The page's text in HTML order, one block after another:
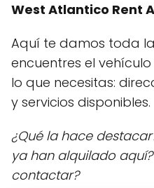
West Atlantico Rent
Aquí te damos toda
encuentres el
lo que necesitas:
y servicios disponibles.
¿Qué la hace
ya han alquilado
contactar?